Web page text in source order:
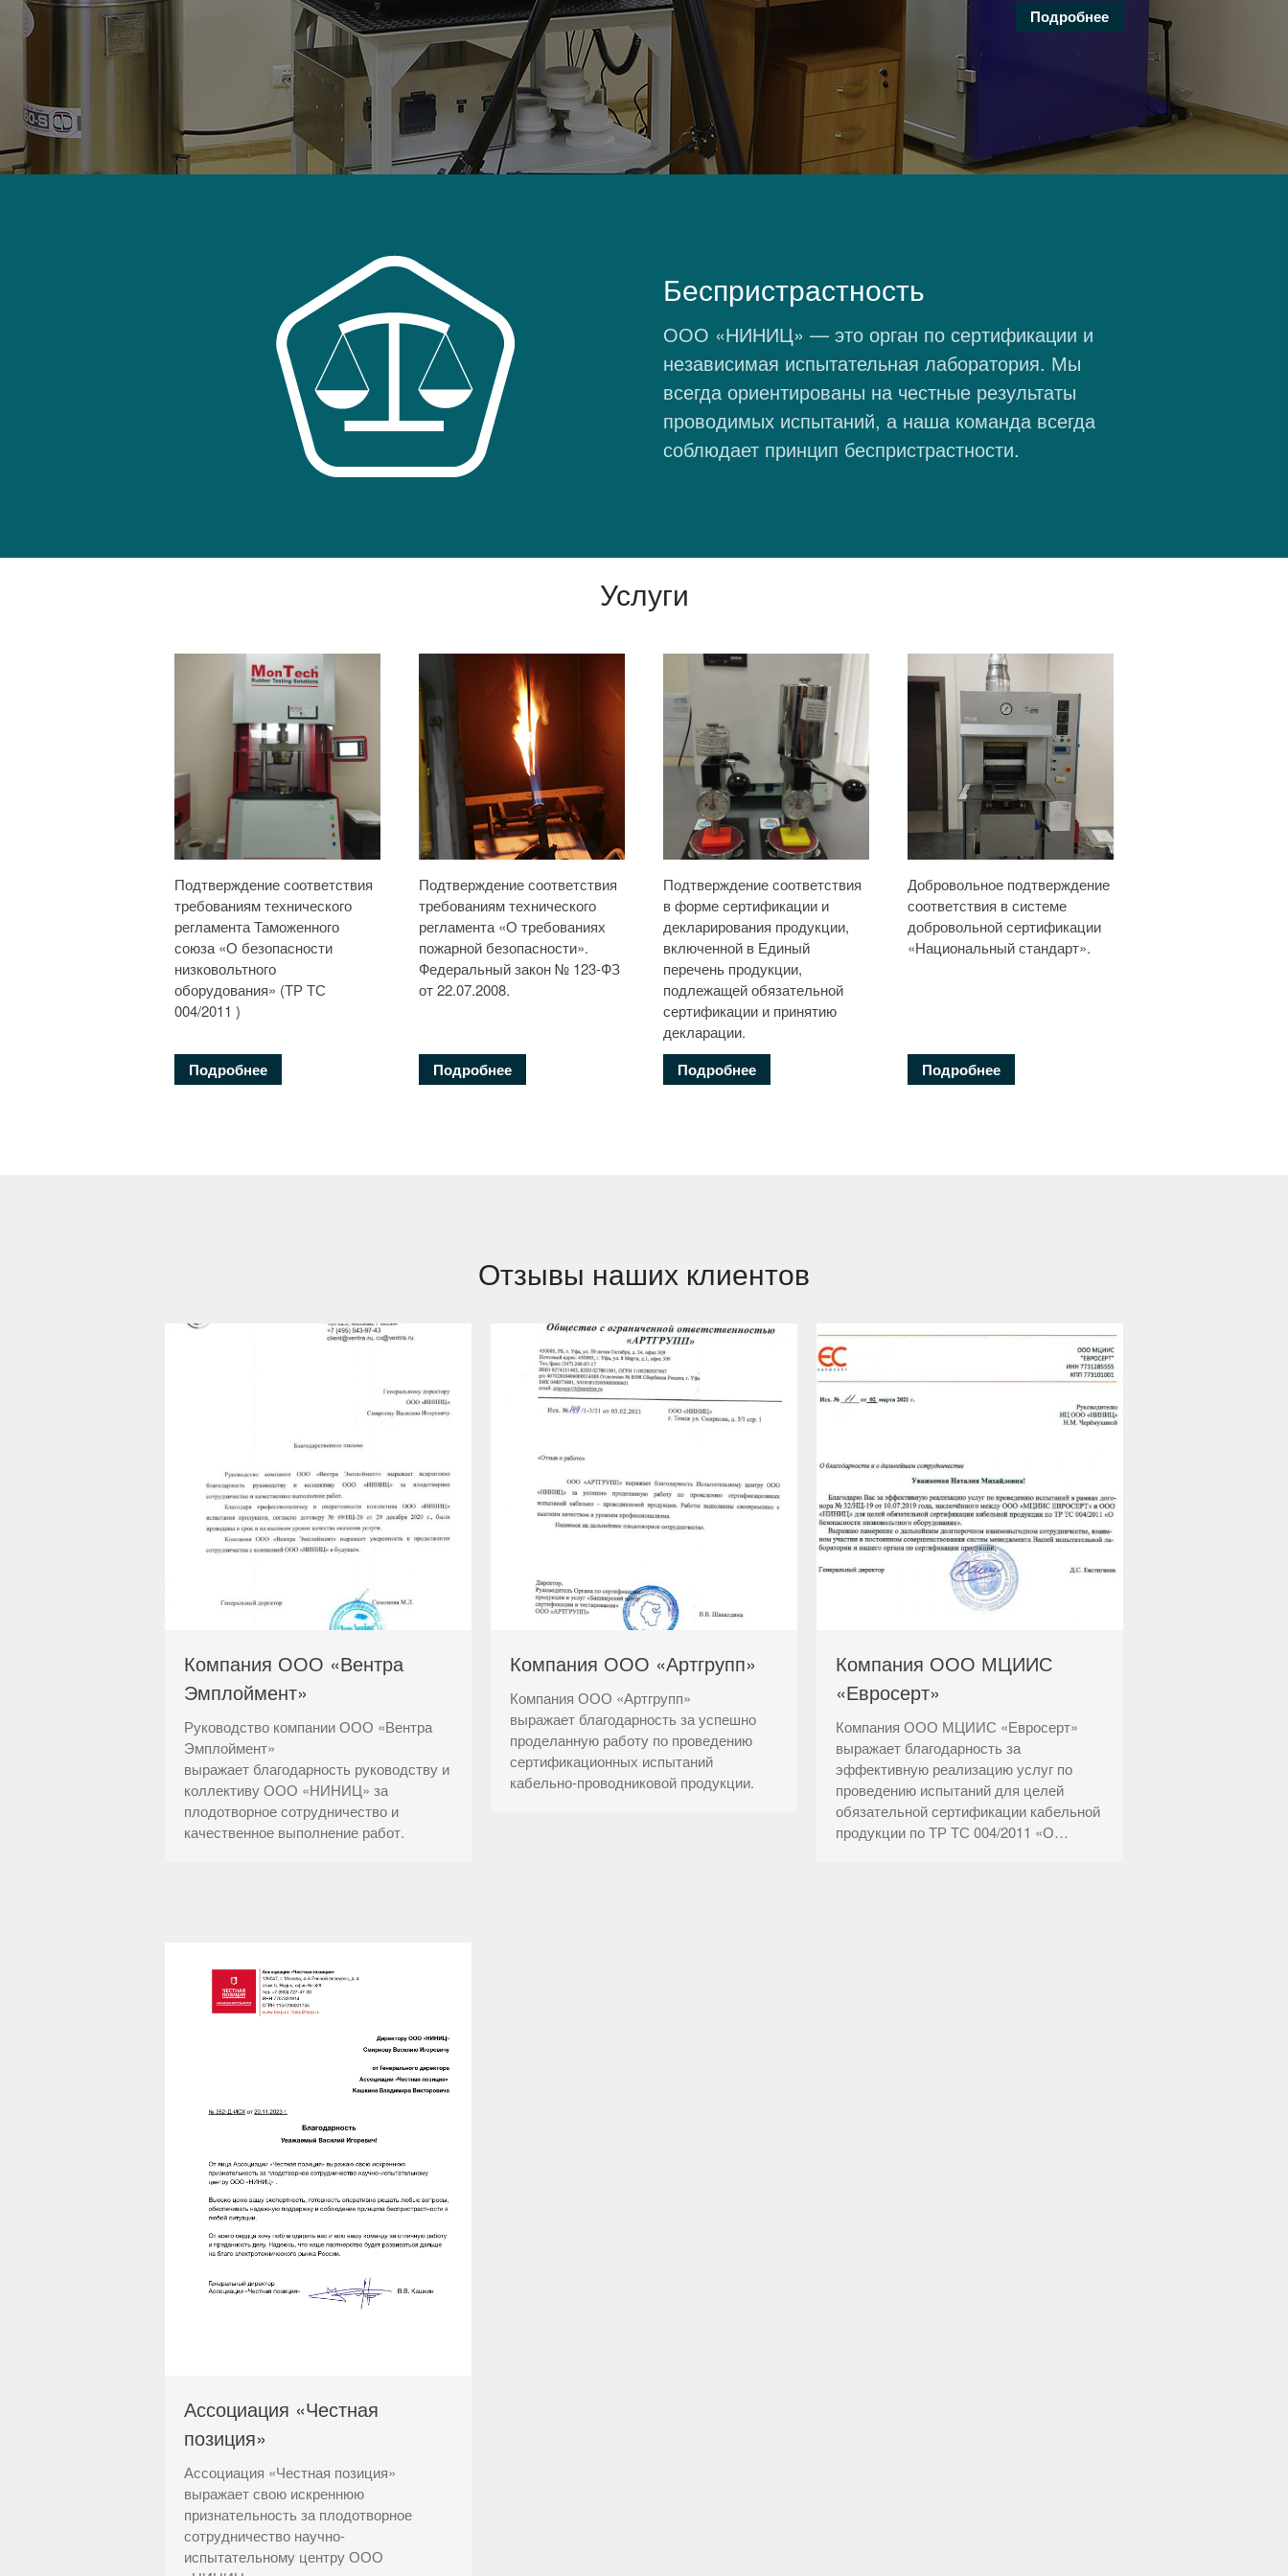
Испытательный центр
пожарной безопасности
Область деятельности
Политика в области качества
Входной контроль
Контакты
Подробнее
Беспристрастность
ООО «НИНИЦ» — это орган по сертификации и
независимая испытательная лаборатория. Мы
всегда ориентированы на честные результаты
проводимых испытаний, а наша команда всегда
соблюдает принцип беспристрастности.
Услуги
Подтверждение соответствия
требованиям технического
регламента Таможенного
союза «О безопасности
низковольтного
оборудования» (ТР ТС
004/2011 )
Подробнее
Подтверждение соответствия
требованиям технического
регламента «О требованиях
пожарной безопасности».
Федеральный закон № 123-ФЗ
от 22.07.2008.
Подробнее
Подтверждение соответствия
в форме сертификации и
декларирования продукции,
включенной в Единый
перечень продукции,
подлежащей обязательной
сертификации и принятию
декларации.
Подробнее
Добровольное подтверждение
соответствия в системе
добровольной сертификации
«Национальный стандарт».
Подробнее
Отзывы наших клиентов
Компания ООО «Вентра
Эмплоймент»
Руководство компании ООО «Вентра
Эмплоймент»
выражает благодарность руководству и
коллективу ООО «НИНИЦ» за
плодотворное сотрудничество и
качественное выполнение работ.
Компания ООО «Артгрупп»
Компания ООО «Артгрупп»
выражает благодарность за успешно
проделанную работу по проведению
сертификационных испытаний
кабельно-проводниковой продукции.
Компания ООО МЦИИС
«Евросерт»
Компания ООО МЦИИС «Евросерт»
выражает благодарность за
эффективную реализацию услуг по
проведению испытаний для целей
обязательной сертификации кабельной
продукции по ТР ТС 004/2011 «О…
Ассоциация «Честная
позиция»
Ассоциация «Честная позиция»
выражает свою искреннюю
признательность за плодотворное
сотрудничество научно-
испытательному центру ООО